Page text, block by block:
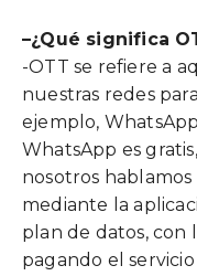
–¿Qué significa
-OTT se refiere a
nuestras redes
ejemplo,
WhatsApp es
nosotros hablamos
mediante la
plan de datos,
pagando el